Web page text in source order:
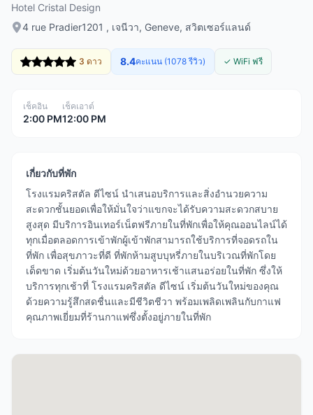
Hotel Cristal Design
4 rue Pradier1201 , เจนีวา, Geneve, สวิตเซอร์แลนด์
3 ดาว 8.4คะแนน (1078 รีวิว) ✓ WiFi ฟรี
เช็คอิน
2:00 PM
เช็คเอาต์
12:00 PM
เกี่ยวกับที่พัก
โรงแรมคริสตัล ดีไซน์ นำเสนอบริการและสิ่งอำนวยความ
สะดวกชั้นยอดเพื่อให้มั่นใจว่าแขกจะได้รับความสะดวกสบาย
สูงสุด มีบริการอินเทอร์เน็ตฟรีภายในที่พักเพื่อให้คุณออนไลน์ได้
ทุกเมื่อตลอดการเข้าพักผู้เข้าพักสามารถใช้บริการที่จอดรถใน
ที่พัก เพื่อสุขภาวะที่ดี ที่พักห้ามสูบบุหรี่ภายในบริเวณที่พักโดย
เด็ดขาด เริ่มต้นวันใหม่ด้วยอาหารเช้าแสนอร่อยในที่พัก ซึ่งให้
บริการทุกเช้าที่ โรงแรมคริสตัล ดีไซน์ เริ่มต้นวันใหม่ของคุณ
ด้วยความรู้สึกสดชื่นและมีชีวิตชีวา พร้อมเพลิดเพลินกับกาแฟ
คุณภาพเยี่ยมที่ร้านกาแฟซึ่งตั้งอยู่ภายในที่พัก